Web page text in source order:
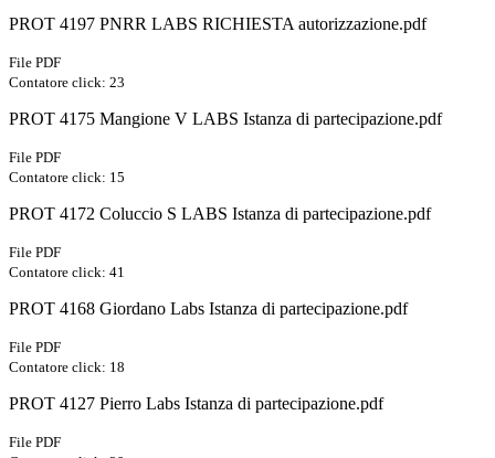
PROT 4197 PNRR LABS RICHIESTA autorizzazione.pdf
File PDF
Contatore click: 23
PROT 4175 Mangione V LABS Istanza di partecipazione.pdf
File PDF
Contatore click: 15
PROT 4172 Coluccio S LABS Istanza di partecipazione.pdf
File PDF
Contatore click: 41
PROT 4168 Giordano Labs Istanza di partecipazione.pdf
File PDF
Contatore click: 18
PROT 4127 Pierro Labs Istanza di partecipazione.pdf
File PDF